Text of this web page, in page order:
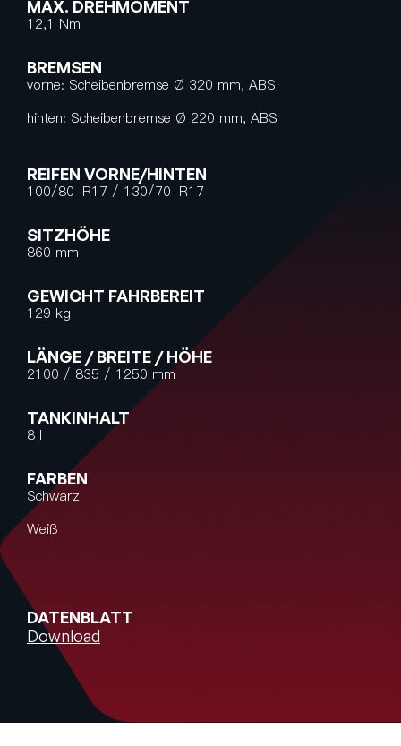
MAX. DREHMOMENT
12,1 Nm
BREMSEN
vorne: Scheibenbremse Ø 320 mm, ABS
hinten: Scheibenbremse Ø 220 mm, ABS
REIFEN VORNE/HINTEN
100/80-R17 / 130/70-R17
SITZHÖHE
860 mm
GEWICHT FAHRBEREIT
129 kg
LÄNGE / BREITE / HÖHE
2100 / 835 / 1250 mm
TANKINHALT
8 l
FARBEN
Schwarz
Weiß
DATENBLATT
Download